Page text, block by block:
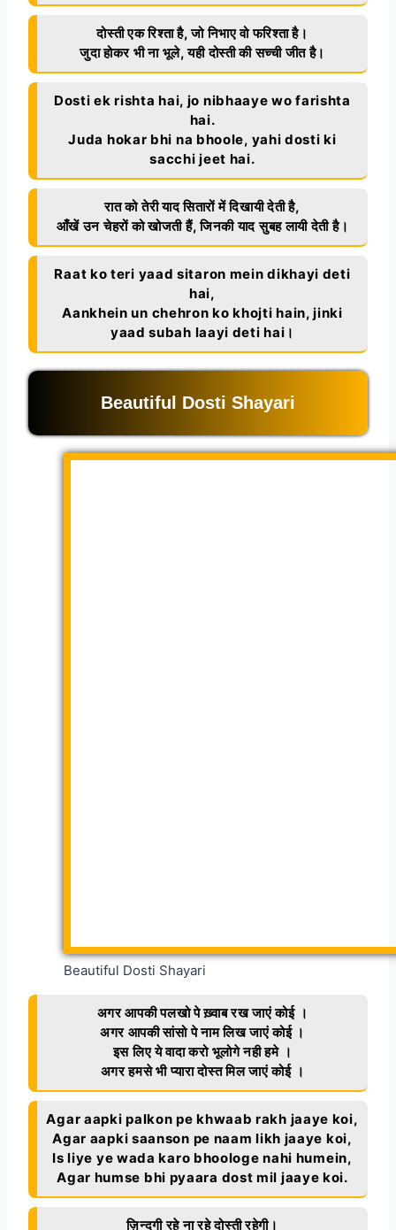
दोस्ती एक रिश्ता है, जो निभाए वो फरिश्ता है।
जुदा होकर भी ना भूले, यही दोस्ती की सच्ची जीत है।
Dosti ek rishta hai, jo nibhaaye wo farishta
hai.
Juda hokar bhi na bhoole, yahi dosti ki
sacchi jeet hai.
रात को तेरी याद सितारों में दिखायी देती है,
आँखें उन चेहरों को खोजती हैं, जिनकी याद सुबह लायी देती है।
Raat ko teri yaad sitaron mein dikhayi deti
hai,
Aankhein un chehron ko khojti hain, jinki
yaad subah laayi deti hai।
Beautiful Dosti Shayari
Beautiful Dosti Shayari
अगर आपकी पलखो पे ख़्वाब रख जाएं कोई ।
अगर आपकी सांसो पे नाम लिख जाएं कोई ।
इस लिए ये वादा करो भूलोगे नही हमे ।
अगर हमसे भी प्यारा दोस्त मिल जाएं कोई ।
Agar aapki palkon pe khwaab rakh jaaye koi,
Agar aapki saanson pe naam likh jaaye koi,
Is liye ye wada karo bhoologe nahi humein,
Agar humse bhi pyaara dost mil jaaye koi.
ज़िन्दगी रहे ना रहे दोस्ती रहेगी।